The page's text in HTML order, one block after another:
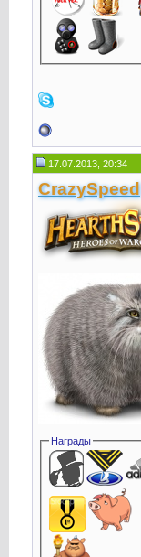
17.07.2013, 20:34
CrаzySpeed
Награды